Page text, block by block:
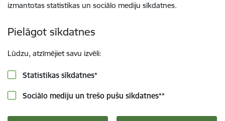
izmantotas statistikas un sociālo mediju sīkdatnes.
Pielāgot sīkdatnes
Lūdzu, atzīmējiet savu izvēli:
Statistikas sīkdatnes*
Sociālo mediju un trešo pušu sīkdatnes**